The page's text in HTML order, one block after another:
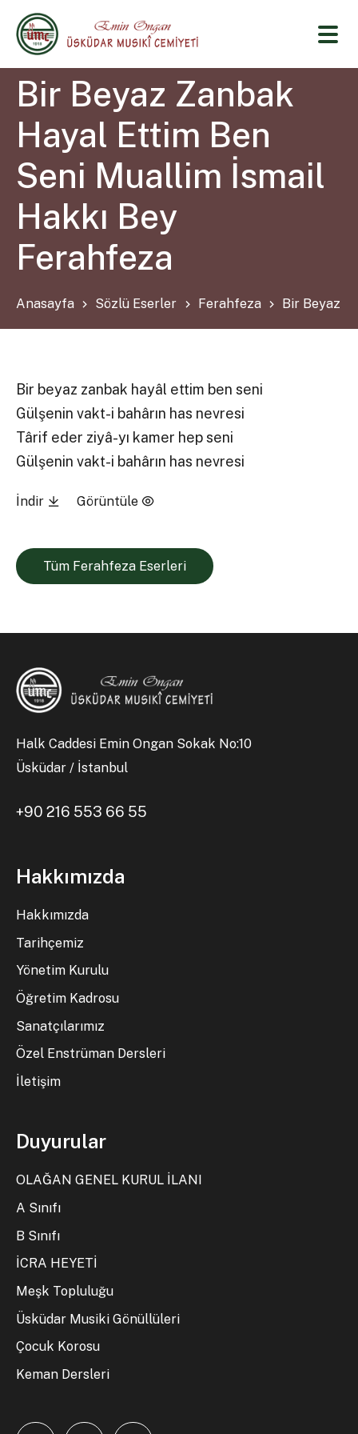
Bir Beyaz Zanbak
Hayal Ettim Ben
Seni Muallim İsmail
Hakkı Bey
Ferahfeza
Anasayfa Sözlü Eserler Ferahfeza Bir Beyaz
Bir beyaz zanbak hayâl ettim ben seni
Gülşenin vakt-i bahârın has nevresi
Târif eder ziyâ-yı kamer hep seni
Gülşenin vakt-i bahârın has nevresi
İndir Görüntüle
Tüm Ferahfeza Eserleri
Halk Caddesi Emin Ongan Sokak No:10
Üsküdar / İstanbul
+90 216 553 66 55
Hakkımızda
Hakkımızda
Tarihçemiz
Yönetim Kurulu
Öğretim Kadrosu
Sanatçılarımız
Özel Enstrüman Dersleri
İletişim
Duyurular
OLAĞAN GENEL KURUL İLANI
A Sınıfı
B Sınıfı
İCRA HEYETİ
Meşk Topluluğu
Üsküdar Musiki Gönüllüleri
Çocuk Korosu
Keman Dersleri